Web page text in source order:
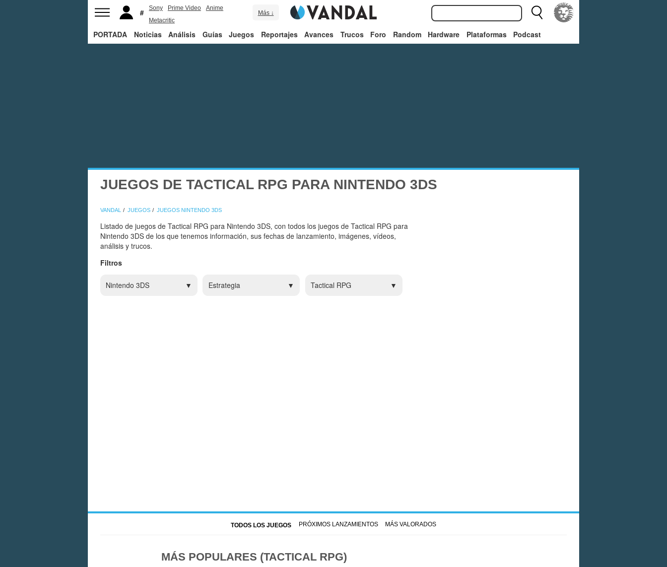
Sony Prime Video
Anime
Metacritic
Más ↓
PORTADA Noticias Análisis Guías Juegos Reportajes Avances Trucos Foro Random Hardware Plataformas Podcast
JUEGOS DE TACTICAL RPG PARA NINTENDO 3DS
VANDAL JUEGOS JUEGOS NINTENDO 3DS
Listado de juegos de Tactical RPG para Nintendo 3DS, con todos los juegos de Tactical RPG para
Nintendo 3DS de los que tenemos información, sus fechas de lanzamiento, imágenes, vídeos,
análisis y trucos.
Filtros
Nintendo 3DS Estrategia Tactical RPG
TODOS LOS JUEGOS PRÓXIMOS LANZAMIENTOS MÁS VALORADOS
MÁS POPULARES (TACTICAL RPG)